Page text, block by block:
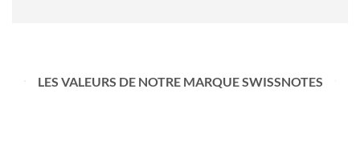
LES VALEURS DE NOTRE MARQUE SWISSNOTES